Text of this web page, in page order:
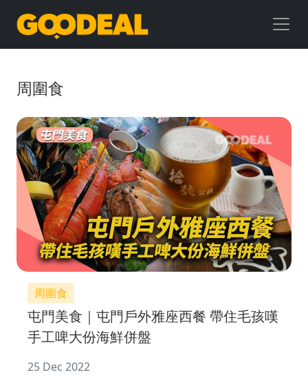
GOODEAL
早
早
鳥
周圍食
周圍食
屯門美食｜屯門戶外雅座西餐 帶住毛孩嘆
手工啤大份海鮮併盤
25 Dec 2022